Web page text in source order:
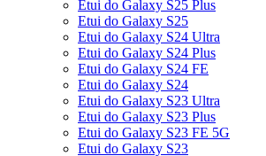
Etui do Galaxy S25 Plus
Etui do Galaxy S25
Etui do Galaxy S24 Ultra
Etui do Galaxy S24 Plus
Etui do Galaxy S24 FE
Etui do Galaxy S24
Etui do Galaxy S23 Ultra
Etui do Galaxy S23 Plus
Etui do Galaxy S23 FE 5G
Etui do Galaxy S23